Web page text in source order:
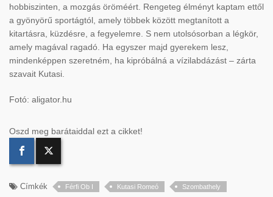
hobbiszinten, a mozgás öröméért. Rengeteg élményt kaptam ettől
a gyönyörű sportágtól, amely többek között megtanított a
kitartásra, küzdésre, a fegyelemre. S nem utolsósorban a légkör,
amely magával ragadó. Ha egyszer majd gyerekem lesz,
mindenképpen szeretném, ha kipróbálná a vízilabdázást – zárta
szavait Kutasi.
Fotó: aligator.hu
Oszd meg barátaiddal ezt a cikket!
Címkék Férfi Ob I Kutasi Romeó Szombathely